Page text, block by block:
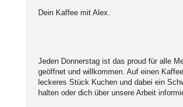
Dein Kaffee mit Alex.
Jeden Donnerstag ist das proud für alle
geöffnet und willkommen. Auf einen
leckeres Stück Kuchen und dabei ein
halten oder dich über unsere Arbeit